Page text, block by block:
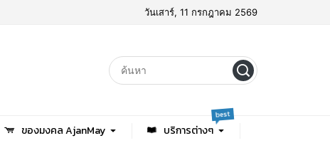
วันเสาร์, 11 กรกฎาคม 2569
ของมงคล AjanMay บริการต่างๆ
best